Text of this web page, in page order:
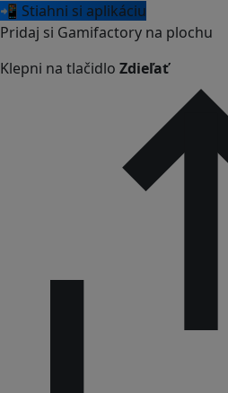
📲 Stiahni si aplikáciu
Pridaj si Gamifactory na plochu
Klepni na tlačidlo Zdieľať